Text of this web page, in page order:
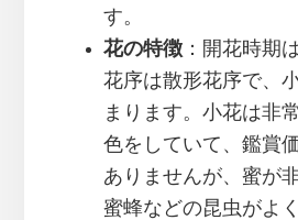
す。
花の特徴：開花時期
花序は散形花序で、
まります。小花は非
色をしていて、鑑賞
ありませんが、蜜が
蜜蜂などの昆虫がよ